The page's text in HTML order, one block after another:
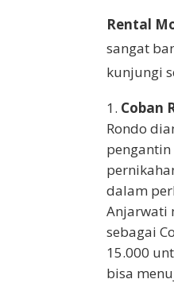
Rental
sangat
kunjungi
Coban
Rondo
dalam
Anjarwati
sebagai
15.000
bisa